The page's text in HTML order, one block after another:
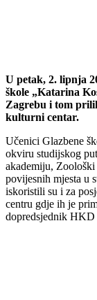
U petak, 2. lipnja
škole „Katarina
Zagrebu i tom
kulturni centar.
Učenici Glazbene
okviru studijskog
akademiju,
povijesnih mjesta u
iskoristili su i za
centru gdje ih je
dopredsjednik HKD